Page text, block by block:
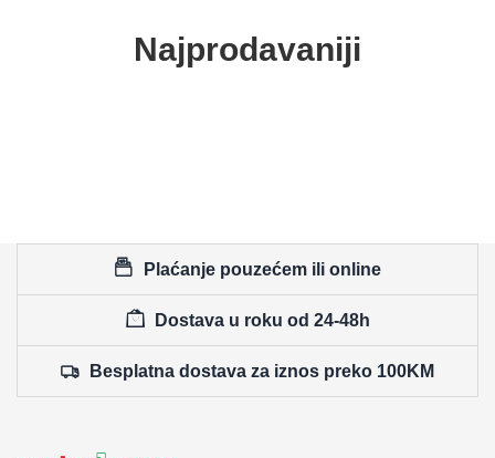
Najprodavaniji
Plaćanje pouzećem ili online
Dostava u roku od 24-48h
Besplatna dostava za iznos preko 100KM